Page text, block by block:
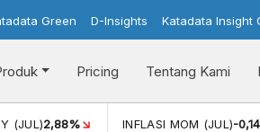
Green D-Insights Katadata Insight
Pricing Tentang Kami
2,88% INFLASI MOM (JUL)-0,14%